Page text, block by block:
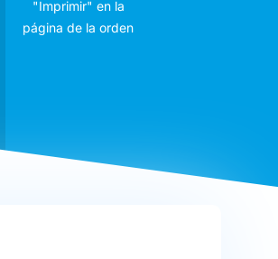
"Imprimir" en la
página de la orden